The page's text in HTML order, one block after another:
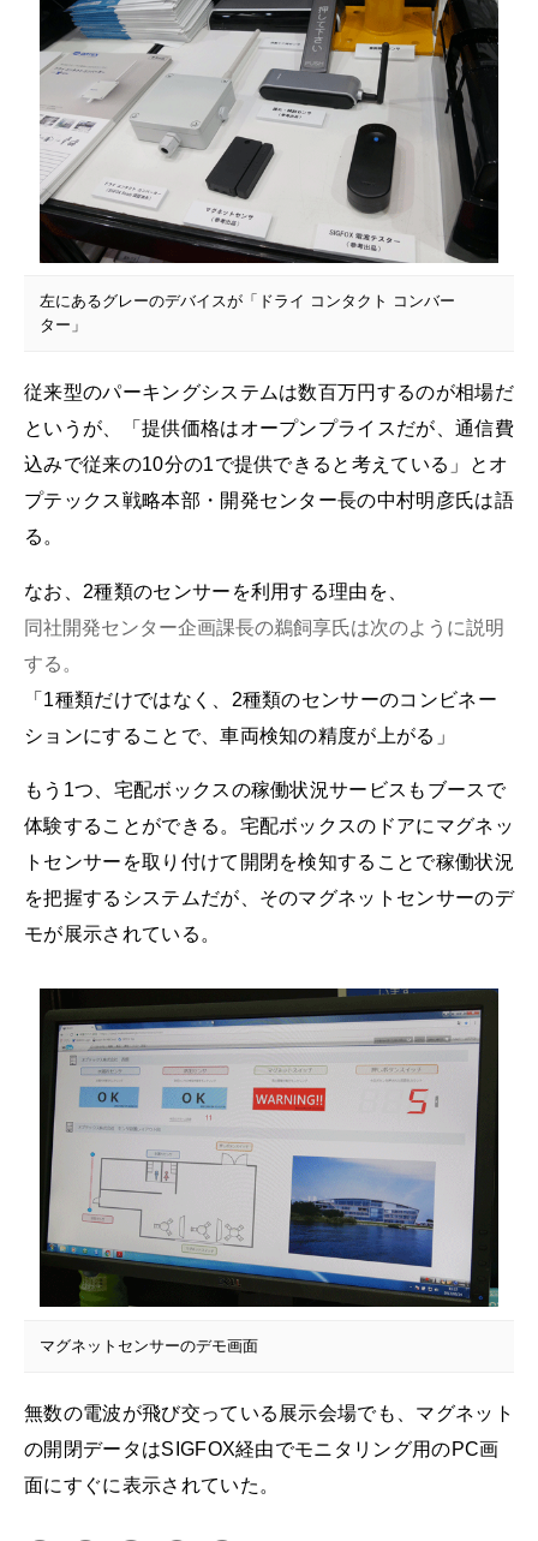
左にあるグレーのデバイスが「ドライ コンタクト コンバー
ター」
従来型のパーキングシステムは数百万円するのが相場だ
というが、「提供価格はオープンプライスだが、通信費
込みで従来の10分の1で提供できると考えている」とオ
プテックス戦略本部・開発センター長の中村明彦氏は語
る。
なお、2種類のセンサーを利用する理由を、
同社開発センター企画課長の鵜飼享氏は次のように説明
する。
「1種類だけではなく、2種類のセンサーのコンビネー
ションにすることで、車両検知の精度が上がる」
もう1つ、宅配ボックスの稼働状況サービスもブースで
体験することができる。宅配ボックスのドアにマグネッ
トセンサーを取り付けて開閉を検知することで稼働状況
を把握するシステムだが、そのマグネットセンサーのデ
モが展示されている。
マグネットセンサーのデモ画面
無数の電波が飛び交っている展示会場でも、マグネット
の開閉データはSIGFOX経由でモニタリング用のPC画
面にすぐに表示されていた。